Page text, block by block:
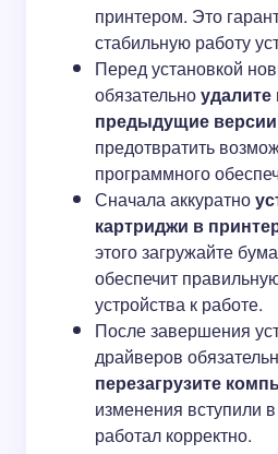
принтером. Это
стабильную работу
Перед установкой
обязательноудалите
предыдущие версии
предотвратить
программного
Сначала аккуратно
картриджи в
этого загружайте
обеспечит
устройства к работе.
После завершения
драйверов
перезагрузите
изменения вступили
работал корректно.